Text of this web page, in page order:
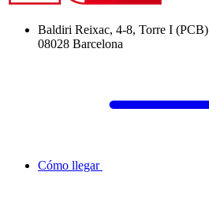
Baldiri Reixac, 4-8, Torre I (PCB)
08028 Barcelona
Cómo llegar